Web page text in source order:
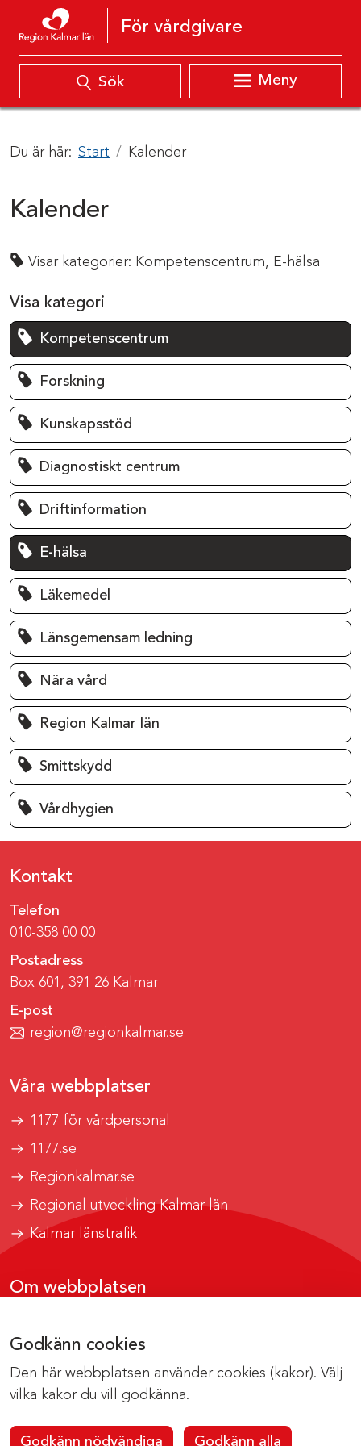
Godkänn cookies
Den här webbplatsen använder cookies (kakor). Välj
vilka kakor du vill godkänna.
Godkänn nödvändiga Godkänn alla
Hoppa till innehåll
För vårdgivare
Sök Meny
Du är här: Start Kalender
Kalender
Visar kategorier: Kompetenscentrum, E-hälsa
Visa kategori
Kompetenscentrum
Forskning
Kunskapsstöd
Diagnostiskt centrum
Driftinformation
E-hälsa
Läkemedel
Länsgemensam ledning
Nära vård
Region Kalmar län
Smittskydd
Vårdhygien
Kontakt
Telefon
010-358 00 00
Postadress
Box 601, 391 26 Kalmar
E-post
region@regionkalmar.se
Våra webbplatser
1177 för vårdpersonal
1177.se
Regionkalmar.se
Regional utveckling Kalmar län
Kalmar länstrafik
Om webbplatsen
Om cookies
Kontakta webbredaktionen